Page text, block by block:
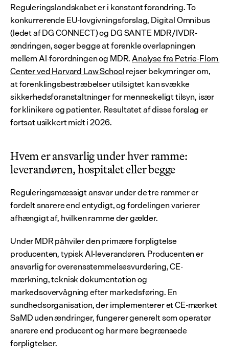
Reguleringslandskabet er i konstant forandring. To
konkurrerende EU-lovgivningsforslag, Digital Omnibus
(ledet af DG CONNECT) og DG SANTE MDR/IVDR-
ændringen, søger begge at forenkle overlapningen
mellem AI-forordningen og MDR. Analyse fra Petrie-Flom
Center ved Harvard Law School rejser bekymringer om,
at forenklingsbestræbelser utilsigtet kan svække
sikkerhedsforanstaltninger for menneskeligt tilsyn, især
for klinikere og patienter. Resultatet af disse forslag er
fortsat usikkert midt i 2026.
Hvem er ansvarlig under hver ramme:
leverandøren, hospitalet eller begge
Reguleringsmæssigt ansvar under de tre rammer er
fordelt snarere end entydigt, og fordelingen varierer
afhængigt af, hvilken ramme der gælder.
Under MDR påhviler den primære forpligtelse
producenten, typisk AI-leverandøren. Producenten er
ansvarlig for overensstemmelsesvurdering, CE-
mærkning, teknisk dokumentation og
markedsovervågning efter markedsføring. En
sundhedsorganisation, der implementerer et CE-mærket
SaMD uden ændringer, fungerer generelt som operatør
snarere end producent og har mere begrænsede
forpligtelser.